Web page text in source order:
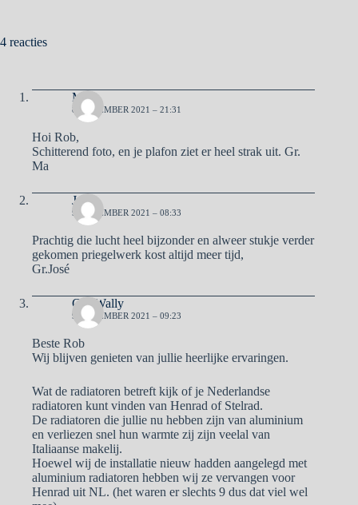
4 reacties
Ma
8 NOVEMBER 2021 – 21:31
Hoi Rob,
Schitterend foto, en je plafon ziet er heel strak uit. Gr.
Ma
José
9 NOVEMBER 2021 – 08:33
Prachtig die lucht heel bijzonder en alweer stukje verder
gekomen priegelwerk kost altijd meer tijd,
Gr.José
Ger/Wally
9 NOVEMBER 2021 – 09:23
Beste Rob
Wij blijven genieten van jullie heerlijke ervaringen.
Wat de radiatoren betreft kijk of je Nederlandse
radiatoren kunt vinden van Henrad of Stelrad.
De radiatoren die jullie nu hebben zijn van aluminium
en verliezen snel hun warmte zij zijn veelal van
Italiaanse makelij.
Hoewel wij de installatie nieuw hadden aangelegd met
aluminium radiatoren hebben wij ze vervangen voor
Henrad uit NL. (het waren er slechts 9 dus dat viel wel